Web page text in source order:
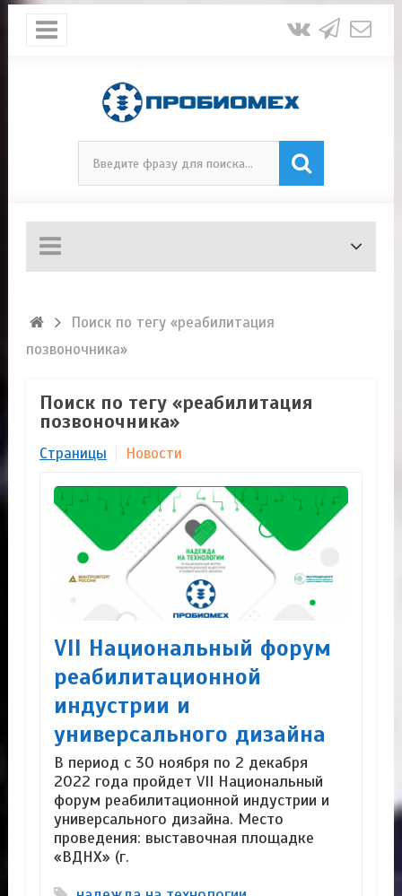
Поиск по тегу «реабилитация
позвоночника»
Поиск по тегу «реабилитация
позвоночника»
Страницы Новости
VII Национальный форум
реабилитационной
индустрии и
универсального дизайна
В период с 30 ноября по 2 декабря
2022 года пройдет VII Национальный
форум реабилитационной индустрии и
универсального дизайна. Место
проведения: выставочная площадке
«ВДНХ» (г.